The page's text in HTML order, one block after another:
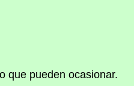
que pueden ocasionar.